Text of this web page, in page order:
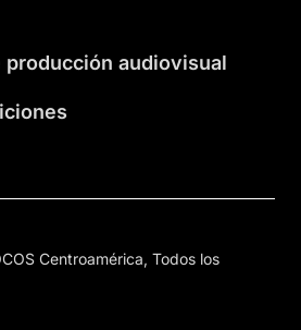
producción audiovisual
Centroamérica, Todos los